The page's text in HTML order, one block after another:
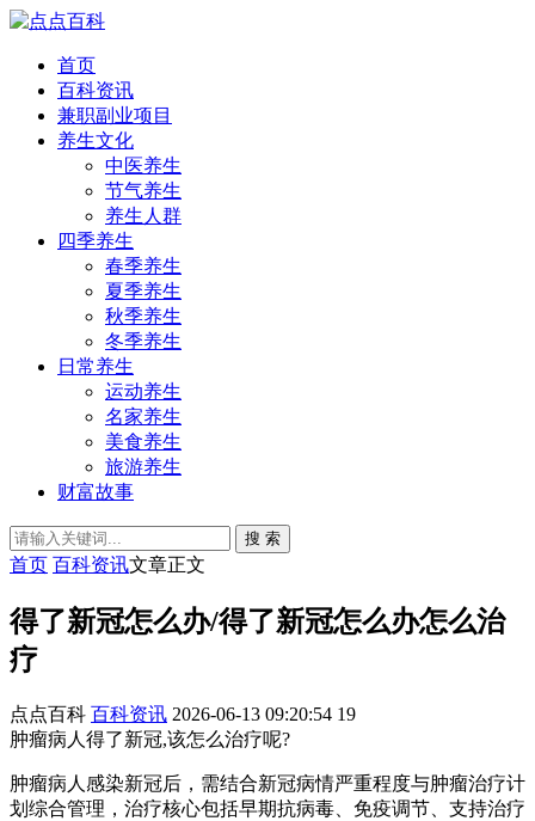
首页
百科资讯
兼职副业项目
养生文化
中医养生
节气养生
养生人群
四季养生
春季养生
夏季养生
秋季养生
冬季养生
日常养生
运动养生
名家养生
美食养生
旅游养生
财富故事
搜 索
首页 百科资讯文章正文
得了新冠怎么办/得了新冠怎么办怎么治
疗
点点百科 百科资讯 2026-06-13 09:20:54 19
肿瘤病人得了新冠,该怎么治疗呢?
肿瘤病人感染新冠后，需结合新冠病情严重程度与肿瘤治疗计
划综合管理，治疗核心包括早期抗病毒、免疫调节、支持治疗